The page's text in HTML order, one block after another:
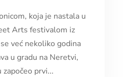
koja je nastala u
Arts festivalom iz
već nekoliko godina
u gradu na Neretvi,
prvi...